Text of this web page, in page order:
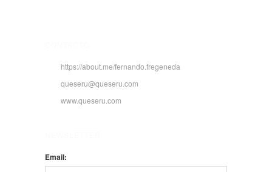
https://about.me/fernando.fregeneda
queseru@queseru.com
www.queseru.com
Email: